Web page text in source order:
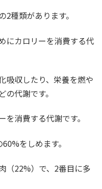
種類があります。
にカロリーを消費する代
吸収したり、栄養を燃や
代謝です。
消費する代謝です。
をしめます。
（22%）で、2番目に多